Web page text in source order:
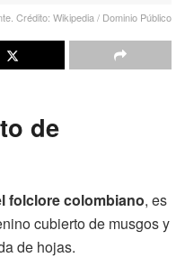
Crédito: Wikipedia / Dominio Público
de
folclore colombiano, es
cubierto de musgos y
de hojas.